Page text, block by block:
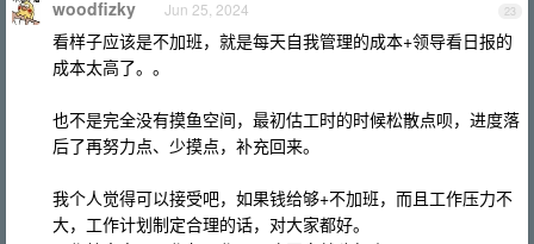
23
woodfizky Jun 25, 2024
看样子应该是不加班，就是每天自我管理的成本+领导看日报的
成本太高了。。
也不是完全没有摸鱼空间，最初估工时的时候松散点呗，进度落
后了再努力点、少摸点，补充回来。
我个人觉得可以接受吧，如果钱给够+不加班，而且工作压力不
大，工作计划制定合理的话，对大家都好。